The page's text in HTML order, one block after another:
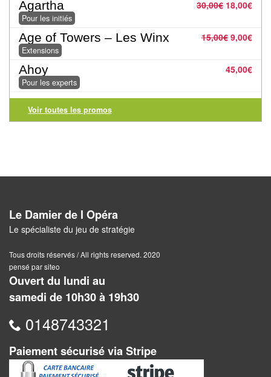
Tables
Accessoires
Jeux
société
Jeux
à
(TCG)
Les
Classiques
Pour
les
Pour
la
famille
30,00€ 18,00€
Agartha
Pour les initiés
15,00€ 9,00€
Age of Towers – Les Winx
Extensions
45,00€
Ahoy
Pour les experts
Voir toutes les promos
Le Damier de l Opéra
Le spécialiste du jeu de stratégie
Tous droits réservés / All rights reserved. 2020
pensé par siteo
Ouvert du lundi au
samedi de 10h30 à 19h30
0148743321
Paiement sécurisé via Stripe